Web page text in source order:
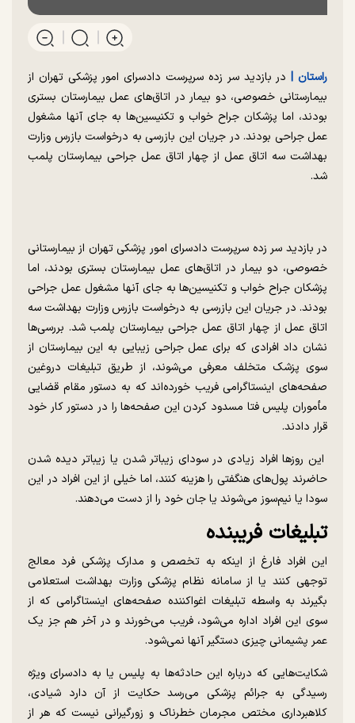
راستان |در بازدید سر زده سرپرست دادسرای امور پزشکی تهران از
بیمارستانی خصوصی، دو بیمار در اتاق‌های عمل بیمارستان بستری
بودند، اما پزشکان جراح خواب و تکنیسین‌ها به جای آنها مشغول
عمل جراحی بودند. در جریان این بازرسی به درخواست بازرس وزارت
بهداشت سه اتاق عمل از چهار اتاق عمل جراحی بیمارستان پلمب
شد.
در بازدید سر زده سرپرست دادسرای امور پزشکی تهران از بیمارستانی
خصوصی، دو بیمار در اتاق‌های عمل بیمارستان بستری بودند، اما
پزشکان جراح خواب و تکنیسین‌ها به جای آنها مشغول عمل جراحی
بودند. در جریان این بازرسی به درخواست بازرس وزارت بهداشت سه
اتاق عمل از چهار اتاق عمل جراحی بیمارستان پلمب شد. بررسی‌ها
نشان داد افرادی که برای عمل جراحی زیبایی به این بیمارستان از
سوی پزشک متخلف معرفی می‌شوند، از طریق تبلیغات دروغین
صفحه‌های اینستاگرامی فریب خورده‌اند که به دستور مقام قضایی
مأموران پلیس فتا مسدود کردن این صفحه‌ها را در دستور کار خود
قرار دادند.
این روز‌ها افراد زیادی در سودای زیباتر شدن یا زیباتر دیده شدن
حاضرند پول‌های هنگفتی را هزینه کنند، اما خیلی از این افراد در این
سودا یا نیم‌سوز می‌شوند یا جان خود را از دست می‌دهند.
تبلیغات فریبنده
این افراد فارغ از اینکه به تخصص و مدارک پزشکی فرد معالج
توجهی کنند یا از سامانه نظام پزشکی وزارت بهداشت استعلامی
بگیرند به واسطه تبلیغات اغواکننده صفحه‌های اینستاگرامی که از
سوی این افراد اداره می‌شود، فریب می‌خورند و در آخر هم جز یک
عمر پشیمانی چیزی دستگیر آنها نمی‌شود.
شکایت‌هایی که درباره این حادثه‌ها به پلیس یا به دادسرای ویژه
رسیدگی به جرائم پزشکی می‌رسد حکایت از آن دارد شیادی،
کلاهبرداری مختص مجرمان خطرناک و زورگیرانی نیست که هر از